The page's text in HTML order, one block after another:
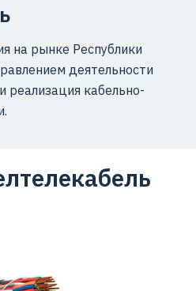
на рынке Республики
деятельности
реализация кабельно-